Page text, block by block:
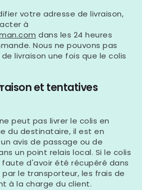
votre adresse de livraison,
à
dans les 24 heures
Nous ne pouvons pas
livraison une fois que le colis
et tentatives
peut pas livrer le colis en
du destinataire, il est en
avis de passage ou de
un point relais local. Si le colis
d'avoir été récupéré dans
le transporteur, les frais de
à la charge du client.